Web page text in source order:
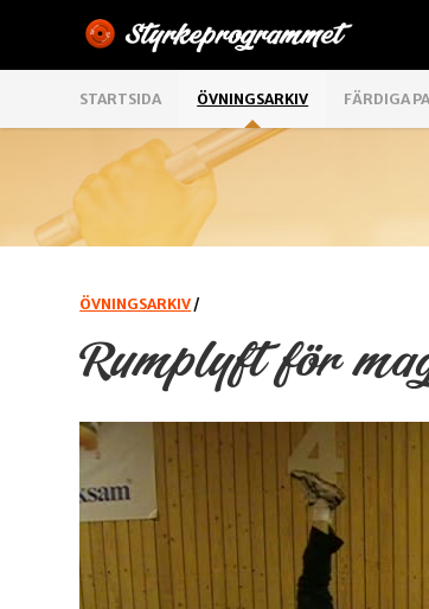
STARTSIDA ÖVNINGSARKIV FÄRDIGA
ÖVNINGSARKIV /
Rumplyft för